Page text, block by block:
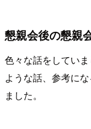
懇親会後の懇親
色々な話をしてい
ような話、参考に
ました。